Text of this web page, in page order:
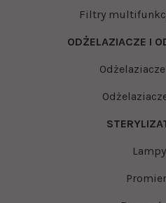
Filtry
ODŻELAZIACZE I